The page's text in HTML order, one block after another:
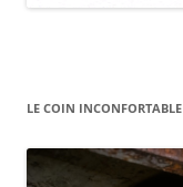
LE COIN INCONFORTABLE